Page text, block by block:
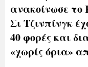
ανακοίνωσε το
Σι Τζινπίνγκ
40 φορές και
«χωρίς όρια»